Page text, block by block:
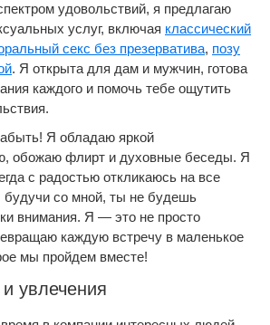
удовольствий, я предлагаю
услуг, включая классический
секс без презерватива, позу
. Я открыта для дам и мужчин, готова
каждого и помочь тебе ощутить
Я обладаю яркой
обожаю флирт и духовные беседы. Я
с радостью откликаюсь на все
будучи со мной, ты не будешь
внимания. Я — это не просто
каждую встречу в маленькое
мы пройдем вместе!
увлечения